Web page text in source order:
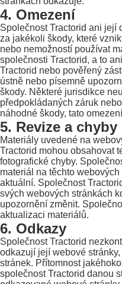
4. Omezení
Společnost Tractorid ani její
za jakékoli škody, které
nebo nemožností používat
společnosti Tractorid, a to
Tractorid nebo pověřený
ústně nebo písemně
škody. Některé jurisdikce
předpokládaných záruk
náhodné škody, tato
5. Revize a chyby
Materiály uvedené na
Tractorid mohou obsahovat
fotografické chyby.
materiál na těchto
aktuální. Společnost
svých webových stránkách
upozornění změnit.
aktualizaci materiálů.
6. Odkazy
Společnost Tractorid
odkazují její webové
stránek. Přítomnost
společnost Tractorid danou